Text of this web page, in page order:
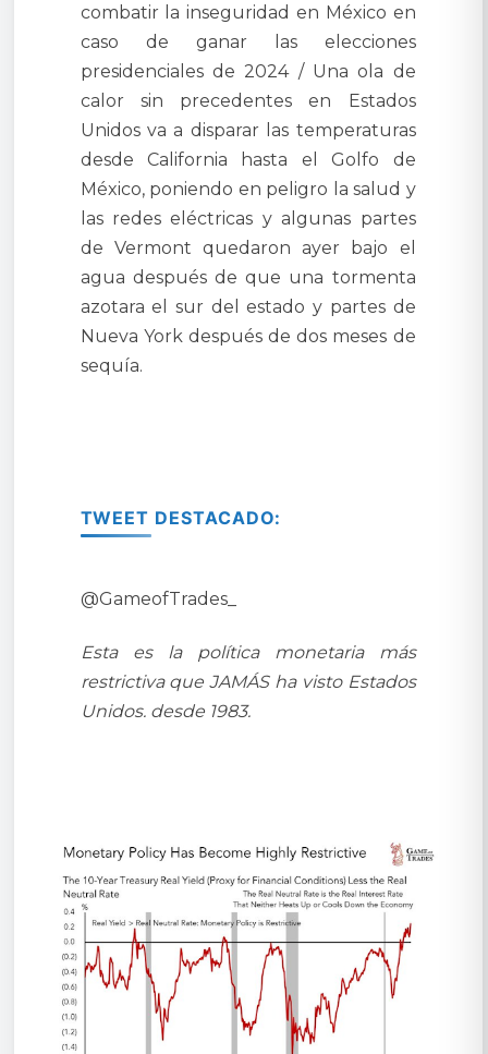
combatir la inseguridad en México en
caso de ganar las elecciones
presidenciales de 2024 / Una ola de
calor sin precedentes en Estados
Unidos va a disparar las temperaturas
desde California hasta el Golfo de
México, poniendo en peligro la salud y
las redes eléctricas y algunas partes
de Vermont quedaron ayer bajo el
agua después de que una tormenta
azotara el sur del estado y partes de
Nueva York después de dos meses de
sequía.
TWEET DESTACADO:
@GameofTrades_
Esta es la política monetaria más
restrictiva que JAMÁS ha visto Estados
Unidos. desde 1983.